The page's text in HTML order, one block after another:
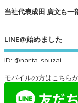
当社代表成田 廣文も一
LINE@始めました
ID: @narita_souzai
モバイルの方はこちら